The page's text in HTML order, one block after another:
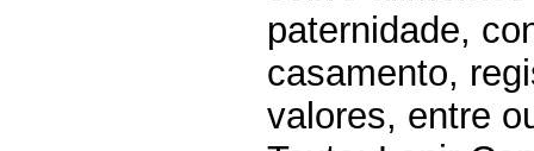
paternidade,
casamento,
valores, entre